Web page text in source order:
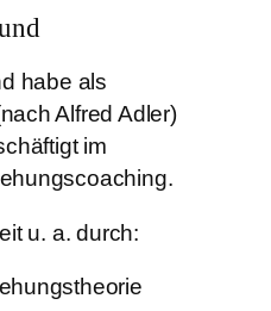
habe als
Alfred Adler)
im
u. a. durch: